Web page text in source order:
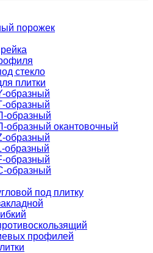
порожек
стекло
плитки
образный
образный
образный
окантовочный
образный
образный
образный
образный
под плитку
профилей